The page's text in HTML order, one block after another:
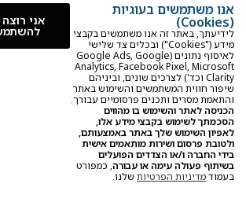
לילדה מופלאה אחת, ויחד הקמנו את מעדניית
אליעזר שבגליל העליון.
אחרי 20 שנות עשייה קולינרית בתל אביב,
ישן ולפתוח חנות טעימה ובה מגוון עשיר של
דליקטסים ופתרונות אירוח לאנשים שאוהבים
וליהנות מהחיים.
את כל המוצרים באתר ליקטנו ממגוון יצרנים
הגליל והעולם, ואנחנו מקווים שהם ישמחו
לכם בדיוק כפי שהם משמחים אותנו.
בתיאבון!
אנו משתמשים בעוגיות
(Cookies)
לידיעתך, באתר זה אנו משתמשים בקבצי
מידע ("Cookies") ובכלים צד שלישי
לאיסוף נתונים (Google Ads, Google
Analytics, Facebook Pixel, Microsoft
Clarity וכד') לצרכים שונים, וביניהם
שיפור חווית המשתמשים והשימוש באתר
והתאמת מסרים ותכנים פרסומיים עבורך.
הכניסה לאתר והשימוש בו מהווים
הסכמתך לשימוש בקבצי מידע אלו,
לאפיון השימוש שלך באתר באמצעותם,
ולטובת פרסום ושירות מותאמים אישית
בידי החברה ו/או הצדדים הפועלים
בשיתוף פעולה עימה או עבורה, כמפורט
בעמודמדיניות הפרטיות שלנו.
אני